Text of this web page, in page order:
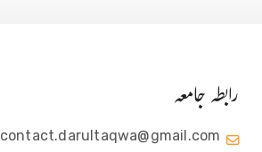
رابطہ جامعہ
contact.darultaqwa@gmail.com